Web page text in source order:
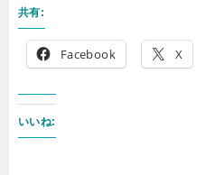
共有:
Facebook X
いいね: